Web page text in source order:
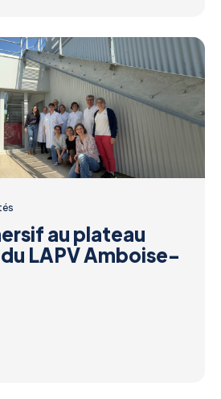
au plateau
LAPV Amboise-